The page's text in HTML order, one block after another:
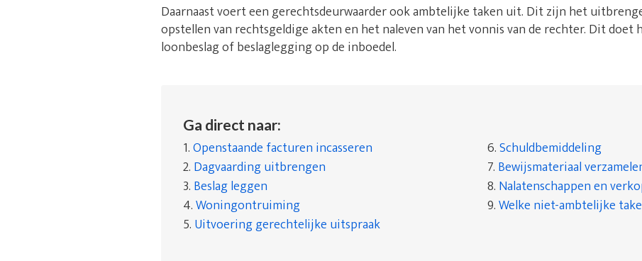
Daarnaast voert een gerechtsdeurwaarder ook ambtelijke taken uit. Dit zijn het
opstellen van rechtsgeldige akten en het naleven van het vonnis van de rechter. Dit doet
loonbeslag of beslaglegging op de inboedel.
Ga direct naar:
1.Openstaande facturen incasseren
2. Dagvaarding uitbrengen
3. Beslag leggen
4.Woningontruiming
5. Uitvoering gerechtelijke uitspraak
6.Schuldbemiddeling
7. Bewijsmateriaal
8. Nalatenschappen en
9.Welke niet-ambtelijke